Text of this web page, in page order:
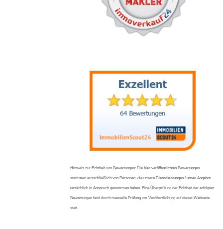
Hinweis zur Echtheit von Bewertungen: Die hier veröffentlichten Bewertungen
stammen ausschließlich von Personen, die unsere Dienstleistungen / unser Angebot
tatsächlich in Anspruch genommen haben. Eine Überprüfung der Echtheit der erfolgten
Bewertungen fand durch manuelle Prüfung vor Veröffentlichung auf dieser Webseite
statt.